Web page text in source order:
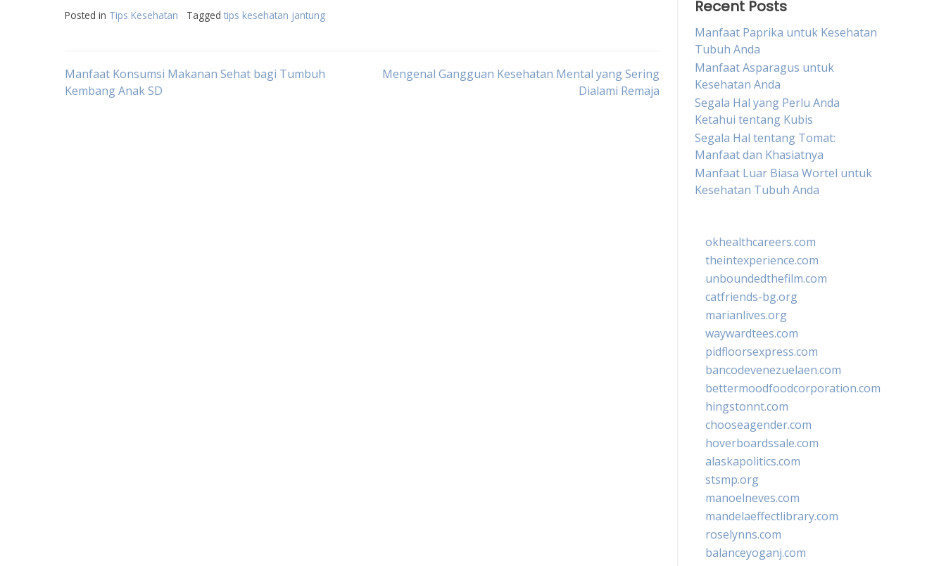
Posted in Tips Kesehatan Tagged tips kesehatan jantung
Post
Manfaat Konsumsi Makanan Sehat bagi Tumbuh
Kembang Anak SD
Mengenal Gangguan Kesehatan Mental yang Sering
Dialami Remaja
Recent Posts
Manfaat Paprika untuk Kesehatan
Tubuh Anda
Manfaat Asparagus untuk
Kesehatan Anda
Segala Hal yang Perlu Anda
Ketahui tentang Kubis
Segala Hal tentang Tomat:
Manfaat dan Khasiatnya
Manfaat Luar Biasa Wortel untuk
Kesehatan Tubuh Anda
okhealthcareers.com
theintexperience.com
unboundedthefilm.com
catfriends-bg.org
marianlives.org
waywardtees.com
pidfloorsexpress.com
bancodevenezuelaen.com
bettermoodfoodcorporation.com
hingstonnt.com
chooseagender.com
hoverboardssale.com
alaskapolitics.com
stsmp.org
manoelneves.com
mandelaeffectlibrary.com
roselynns.com
balanceyoganj.com